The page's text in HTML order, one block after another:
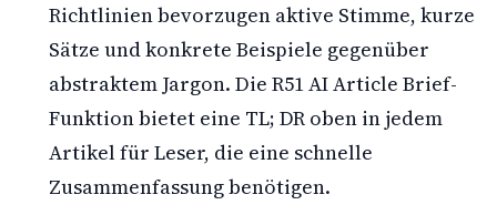
Richtlinien bevorzugen aktive Stimme, kurze
Sätze und konkrete Beispiele gegenüber
abstraktem Jargon. Die R51 AI Article Brief-
Funktion bietet eine TL; DR oben in jedem
Artikel für Leser, die eine schnelle
Zusammenfassung benötigen.